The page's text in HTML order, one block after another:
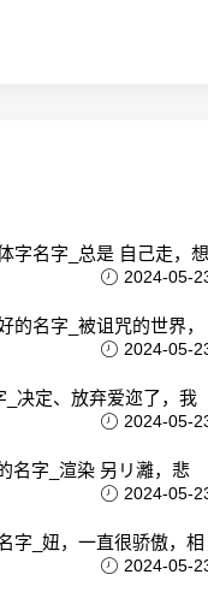
字名字_总是 自己走，想
2024-05-
的名字_被诅咒的世界，
2024-05-
决定、放弃爱迩了，我
2024-05-
名字_渲染 另リ灕，悲
2024-05-
字_妞，一直很骄傲，相
2024-05-